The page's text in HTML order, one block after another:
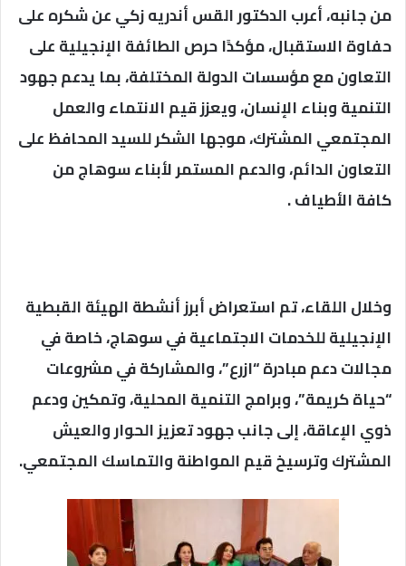
من جانبه، أعرب الدكتور القس أندريه زكي عن شكره على
حفاوة الاستقبال، مؤكدًا حرص الطائفة الإنجيلية على
التعاون مع مؤسسات الدولة المختلفة، بما يدعم جهود
التنمية وبناء الإنسان، ويعزز قيم الانتماء والعمل
المجتمعي المشترك، موجها الشكر للسيد المحافظ على
التعاون الدائم، والدعم المستمر لأبناء سوهاج من
كافة الأطياف .
وخلال اللقاء، تم استعراض أبرز أنشطة الهيئة القبطية
الإنجيلية للخدمات الاجتماعية في سوهاج، خاصة في
مجالات دعم مبادرة “ازرع”، والمشاركة في مشروعات
“حياة كريمة”، وبرامج التنمية المحلية، وتمكين ودعم
ذوي الإعاقة، إلى جانب جهود تعزيز الحوار والعيش
المشترك وترسيخ قيم المواطنة والتماسك المجتمعي.